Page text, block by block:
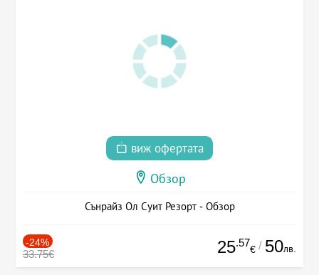
виж офертата
Обзор
Сънрайз Ол Суит Резорт - Обзор
-24%
33.75€ 25.57
€ / 50лв.